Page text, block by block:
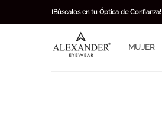
¡Búscalos en tu Óptica de Confianza!
MUJER